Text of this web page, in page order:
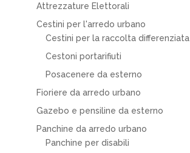
Attrezzature Elettorali
Cestini per l'arredo urbano
Cestini per la raccolta differenziata
Cestoni portarifiuti
Posacenere da esterno
Fioriere da arredo urbano
Gazebo e pensiline da esterno
Panchine da arredo urbano
Panchine per disabili